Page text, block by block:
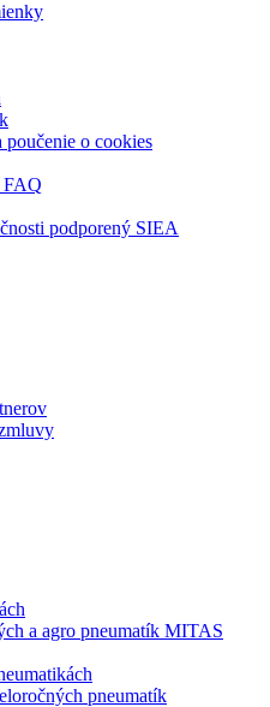
poučenie o cookies
FAQ
podporený SIEA
a agro pneumatík MITAS
pneumatík